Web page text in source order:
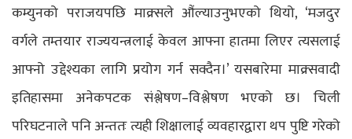
कम्युनको पराजयपछि माक्र्सले औंल्याउनुभएको थियो, ‘मजदुर
वर्गले तम्तयार राज्ययन्त्रलाई केवल आफ्ना हातमा लिएर त्यसलाई
आफ्नो उद्देश्यका लागि प्रयोग गर्न सक्दैन।’ यसबारेमा माक्र्सवादी
इतिहासमा अनेकपटक संश्लेषण–विश्लेषण भएको छ। चिली
परिघटनाले पनि अन्ततः त्यही शिक्षालाई व्यवहारद्वारा थप पुष्टि गरेको